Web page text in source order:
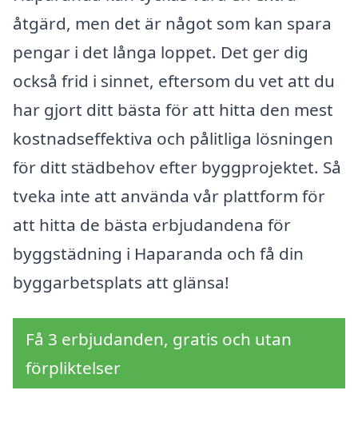
åtgärd, men det är något som kan spara
pengar i det långa loppet. Det ger dig
också frid i sinnet, eftersom du vet att du
har gjort ditt bästa för att hitta den mest
kostnadseffektiva och pålitliga lösningen
för ditt städbehov efter byggprojektet. Så
tveka inte att använda vår plattform för
att hitta de bästa erbjudandena för
byggstädning i Haparanda och få din
byggarbetsplats att glänsa!
Få 3 erbjudanden, gratis och utan
förpliktelser